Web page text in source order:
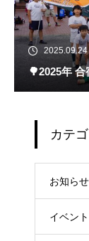
2025.09.24
🌳2025年
カテ
お知らせ
イベント